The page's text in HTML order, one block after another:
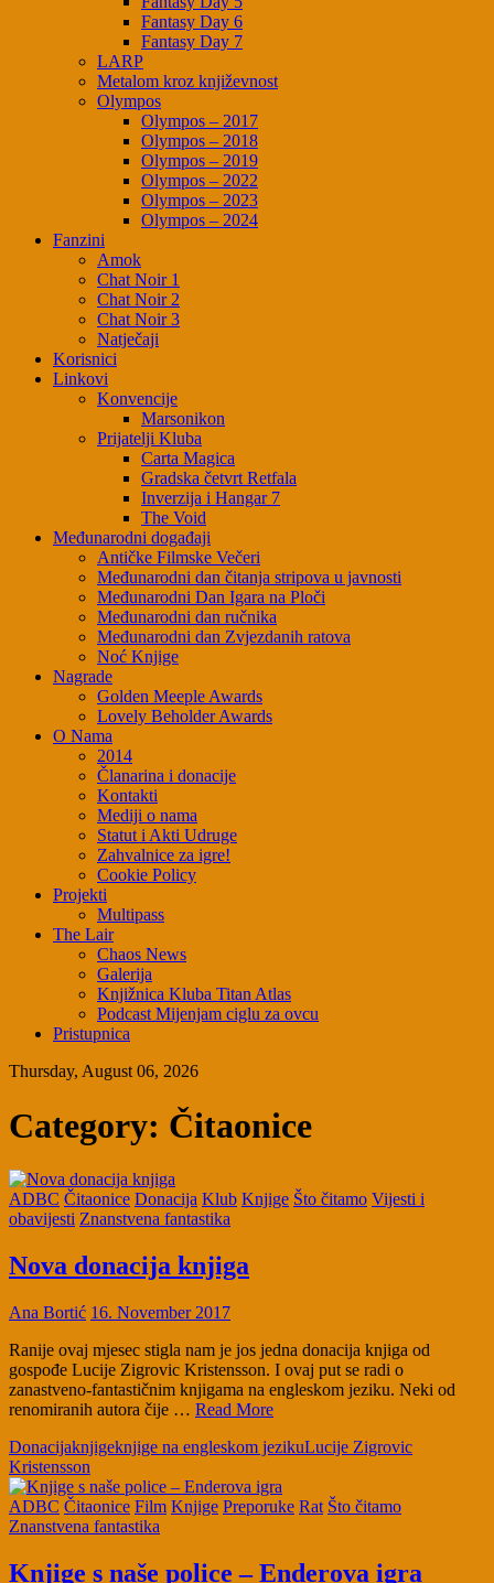
Fantasy Day 6
Fantasy Day 7
LARP
Metalom kroz književnost
Olympos
Olympos – 2017
Olympos – 2018
Olympos – 2019
Olympos – 2022
Olympos – 2023
Olympos – 2024
Fanzini
Amok
Chat Noir 1
Chat Noir 2
Chat Noir 3
Natječaji
Korisnici
Linkovi
Konvencije
Marsonikon
Prijatelji Kluba
Carta Magica
Gradska četvrt Retfala
Inverzija i Hangar 7
The Void
Međunarodni događaji
Antičke Filmske Večeri
Međunarodni dan čitanja stripova u javnosti
Međunarodni Dan Igara na Ploči
Međunarodni dan ručnika
Međunarodni dan Zvjezdanih ratova
Noć Knjige
Nagrade
Golden Meeple Awards
Lovely Beholder Awards
O Nama
2014
Članarina i donacije
Kontakti
Mediji o nama
Statut i Akti Udruge
Zahvalnice za igre!
Cookie Policy
Projekti
Multipass
The Lair
Chaos News
Galerija
Knjižnica Kluba Titan Atlas
Podcast Mijenjam ciglu za ovcu
Pristupnica
Thursday, August 06, 2026
Category: Čitaonice
ADBC Čitaonice Donacija Klub Knjige Što čitamo Vijesti i
obavijesti Znanstvena fantastika
Nova donacija knjiga
Ana Bortić 16. November 2017
Ranije ovaj mjesec stigla nam je jos jedna donacija knjiga od
gospođe Lucije Zigrovic Kristensson. I ovaj put se radi o
zanastveno-fantastičnim knjigama na engleskom jeziku. Neki od
renomiranih autora čije … Read More
Donacijaknjigeknjige na engleskom jezikuLucije Zigrovic
Kristensson
ADBC Čitaonice Film Knjige Preporuke Rat Što čitamo
Znanstvena fantastika
Knjige s naše police – Enderova igra